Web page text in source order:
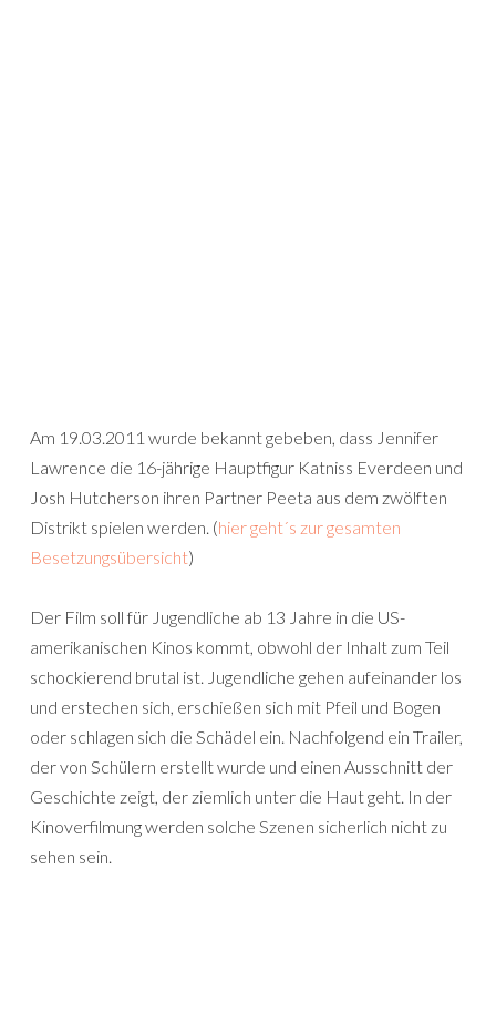
Am 19.03.2011 wurde bekannt gebeben, dass Jennifer
Lawrence die 16-jährige Hauptfigur Katniss Everdeen und
Josh Hutcherson ihren Partner Peeta aus dem zwölften
Distrikt spielen werden. (hier geht´s zur gesamten
Besetzungsübersicht)
Der Film soll für Jugendliche ab 13 Jahre in die US-
amerikanischen Kinos kommt, obwohl der Inhalt zum Teil
schockierend brutal ist. Jugendliche gehen aufeinander los
und erstechen sich, erschießen sich mit Pfeil und Bogen
oder schlagen sich die Schädel ein. Nachfolgend ein Trailer,
der von Schülern erstellt wurde und einen Ausschnitt der
Geschichte zeigt, der ziemlich unter die Haut geht. In der
Kinoverfilmung werden solche Szenen sicherlich nicht zu
sehen sein.